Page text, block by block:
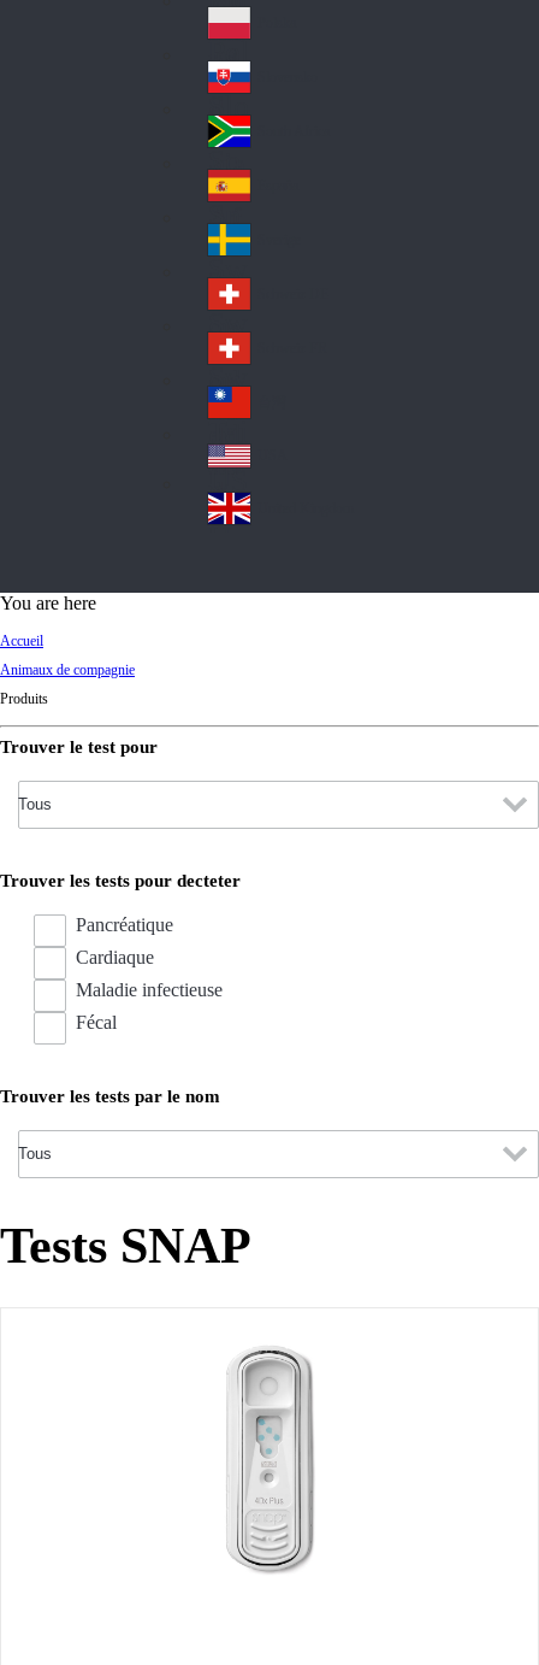
s
ala
nd
rw
ay
Pol
an
d
Slo
va
kia
So
uth
Af
ric
a
Sp
ain
Sw
ed
en
Sw
itz
erl
an
d
Sw
itz
erl
an
d
wa
n
A
d
You are here
Accueil
Animaux de compagnie
Produits
Trouver le test pour
Trouver les tests pour decteter
Pancréatique
Cardiaque
Maladie infectieuse
Fécal
Trouver les tests par le nom
Tests SNAP